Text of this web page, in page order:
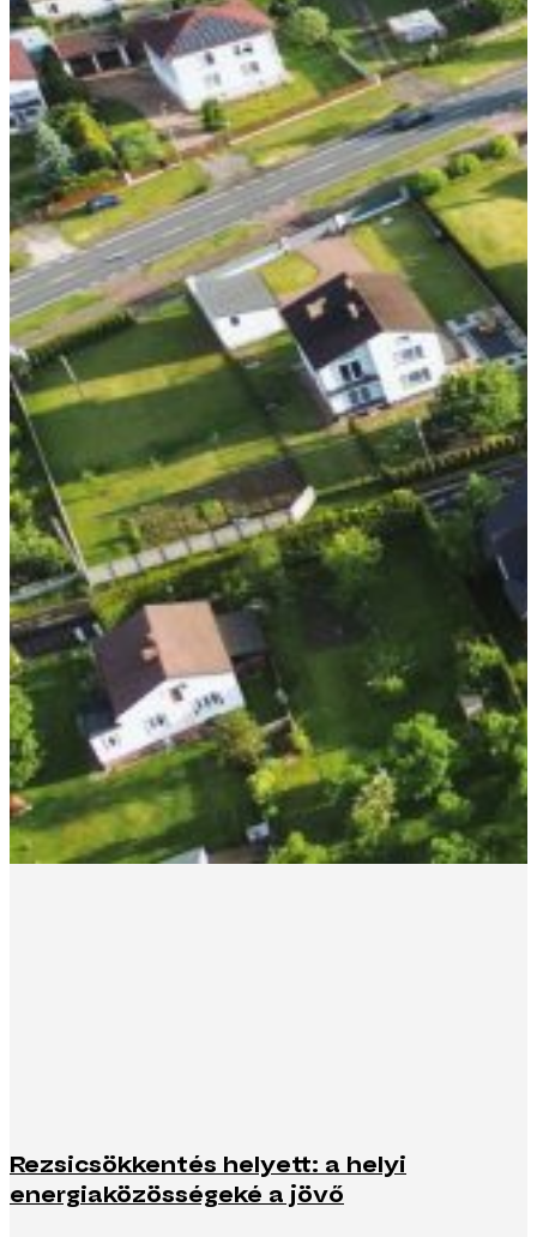
Rezsicsökkentés helyett: a helyi
energiaközösségeké a jövő